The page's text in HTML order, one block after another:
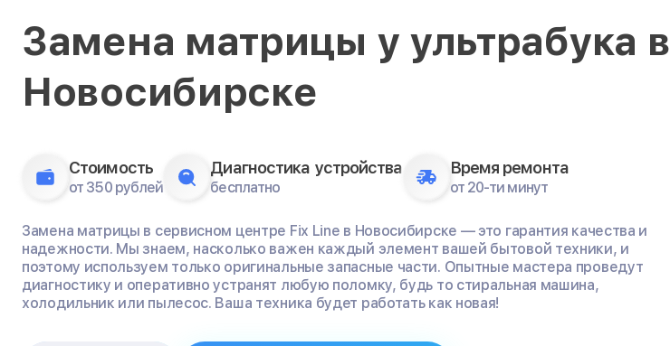
Замена матрицы у ультрабука в
Новосибирске
Стоимость
от 350 рублей
Диагностика устройства
бесплатно
Время ремонта
от 20-ти минут
Замена матрицы в сервисном центре Fix Line в Новосибирске — это гарантия качества и
надежности. Мы знаем, насколько важен каждый элемент вашей бытовой техники, и
поэтому используем только оригинальные запасные части. Опытные мастера проведут
диагностику и оперативно устранят любую поломку, будь то стиральная машина,
холодильник или пылесос. Ваша техника будет работать как новая!